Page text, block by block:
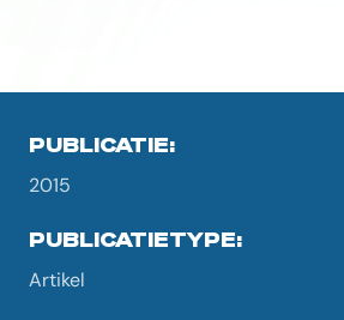
PUBLICATIE:
2015
PUBLICATIETYPE:
Artikel